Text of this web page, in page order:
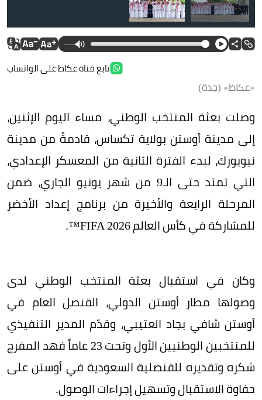
--:--
تابع قناة عكاظ على الواتساب
«عكاظ» (جدة)
وصلت بعثة المنتخب الوطني، مساء اليوم الإثنين،
إلى مدينة أوستن بولاية تكساس، قادمةً من مدينة
نيويورك، لبدء الفترة الثانية من المعسكر الإعدادي،
التي تمتد حتى الـ9 من شهر يونيو الجاري، ضمن
المرحلة الرابعة والأخيرة من برنامج إعداد الأخضر
للمشاركة في كأس العالم FIFA 2026™️.
وكان في استقبال بعثة المنتخب الوطني لدى
وصولها مطار أوستن الدولي، القنصل العام في
أوستن شافي بجاد العتيبي، وقدّم المدير التنفيذي
للمنتخبين الوطنيين الأول وتحت 23 عاماً فهد المفرج
شكره وتقديره للقنصلية السعودية في أوستن على
حفاوة الاستقبال وتسهيل إجراءات الوصول.